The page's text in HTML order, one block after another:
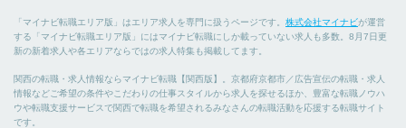
「マイナビ転職エリア版」はエリア求人を専門に扱うページです。 株式会社マイナビが運営
する「マイナビ転職エリア版」にはマイナビ転職にしか載っていない求人も多数。8月7日更
新の新着求人や各エリアならではの求人特集も掲載してます。
関西の転職・求人情報ならマイナビ転職【関西版】。京都府京都市／広告宣伝の転職・求人
情報などご希望の条件やこだわりの仕事スタイルから求人を探せるほか、豊富な転職ノウハ
ウや転職支援サービスで関西で転職を希望されるみなさんの転職活動を応援する転職サイト
です。